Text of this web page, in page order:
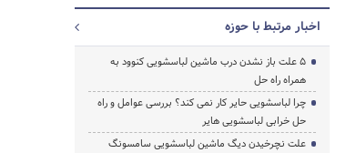
اخبار مرتبط با حوزه
5 علت باز نشدن درب ماشین لباسشویی کنوود به
همراه راه حل
چرا لباسشویی حایر کار نمی کند؟ بررسی عوامل و راه
حل خرابی لباسشویی هایر
علت نچرخیدن دیگ ماشین لباسشویی سامسونگ